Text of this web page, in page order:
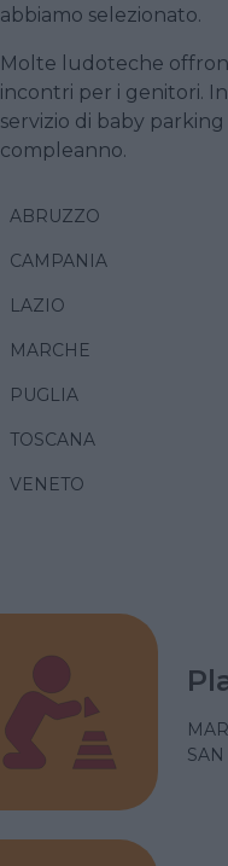
abbiamo selezionato.
Molte ludoteche
incontri per i genitori.
servizio di baby
compleanno.
ABRUZZO
CAMPANIA
LAZIO
MARCHE
PUGLIA
TOSCANA
VENETO